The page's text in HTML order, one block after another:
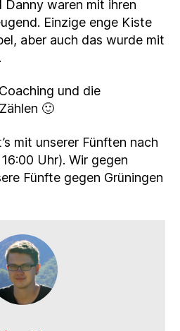
Danny waren mit ihren
Einzige enge Kiste
aber auch das wurde mit
und die
🙂
mit unserer Fünften nach
Uhr). Wir gegen
Fünfte gegen Grüningen